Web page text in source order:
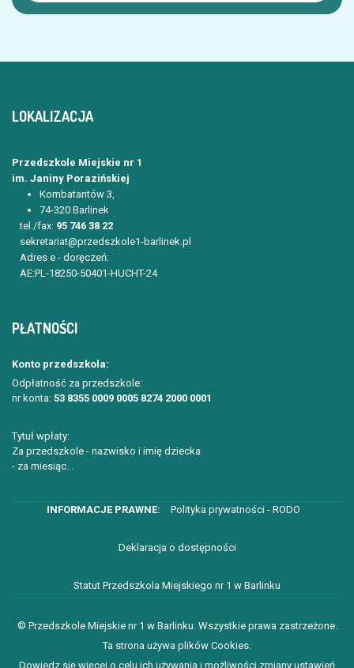
LOKALIZACJA
Przedszkole Miejskie nr 1
im. Janiny Porazińskiej
Kombatantów 3,
74-320 Barlinek
tel./fax: 95 746 38 22
sekretariat@przedszkole1-barlinek.pl
Adres e - doręczeń:
AE:PL-18250-50401-HUCHT-24
PŁATNOŚCI
Konto przedszkola:
Odpłatność za przedszkole:
nr konta: 53 8355 0009 0005 8274 2000 0001
Tytuł wpłaty:
Za przedszkole - nazwisko i imię dziecka
- za miesiąc...
Polityka prywatności - RODO
Deklaracja o dostępności
Statut Przedszkola Miejskiego nr 1 w Barlinku
© Przedszkole Miejskie nr 1 w Barlinku. Wszystkie prawa zastrzeżone.
Ta strona używa plików Cookies.
Dowiedz się więcej o celu ich używania i możliwości zmiany ustawień